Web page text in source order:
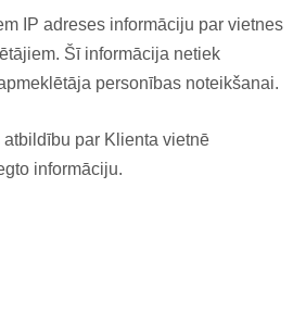
IP adreses informāciju par vietnes
Šī informācija netiek
personības noteikšanai.
par Klienta vietnē
informāciju.